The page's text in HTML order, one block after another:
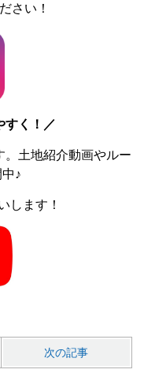
さい！
すく！／
。土地紹介動画やルー
♪
します！
次の記事